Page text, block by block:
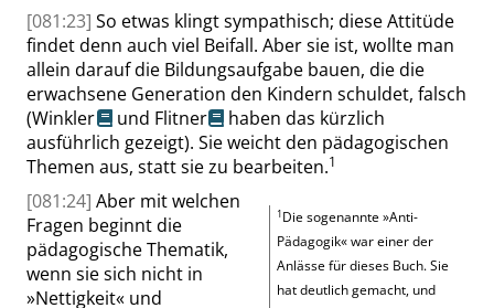
[081:23] So etwas klingt sympathisch; diese Attitüde
findet denn auch viel Beifall. Aber sie ist, wollte man
allein darauf die Bildungsaufgabe bauen, die die
erwachsene Generation den Kindern schuldet, falsch
(Winkler und Flitner
haben das kürzlich
ausführlich gezeigt). Sie weicht den pädagogischen
Themen aus, statt sie zu bearbeiten.1
1Die sogenannte»Anti-
Pädagogik«war einer der
Anlässe für dieses Buch. Sie
hat deutlich gemacht, und
[081:24] Aber mit welchen
Fragen beginnt die
pädagogische Thematik,
wenn sie sich nicht in
»Nettigkeit« und